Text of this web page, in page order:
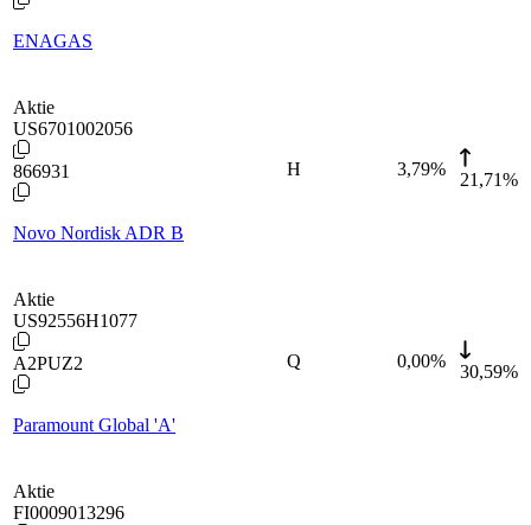
ENAGAS
Aktie
US6701002056
866931
Novo Nordisk ADR B
H 3,79%
21,71%
Aktie
US92556H1077
A2PUZ2
Paramount Global 'A'
Q 0,00%
30,59%
Aktie
FI0009013296